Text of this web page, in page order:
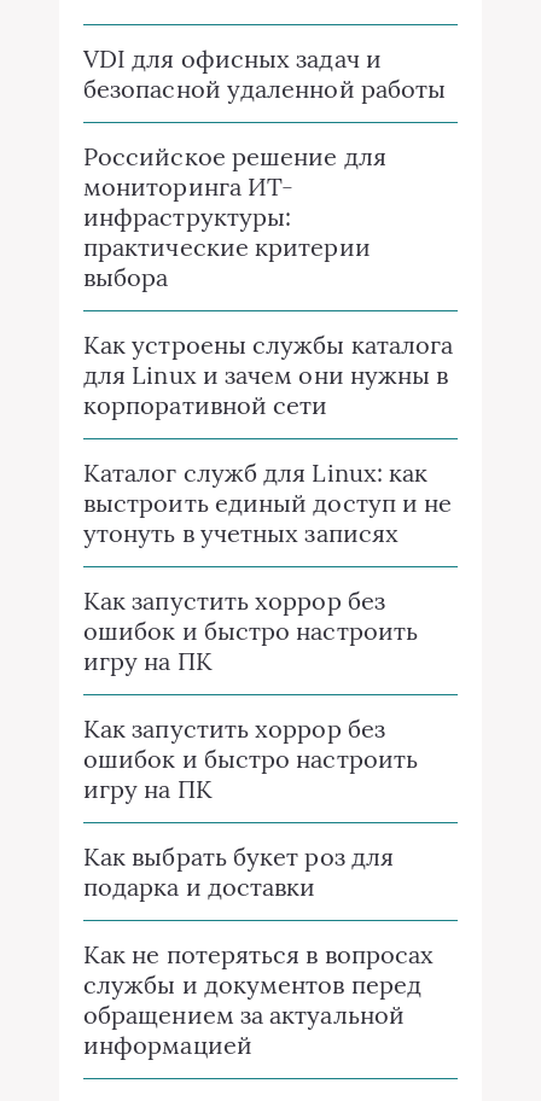
VDI для офисных задач и
безопасной удаленной работы
Российское решение для
мониторинга ИТ-
инфраструктуры:
практические критерии
выбора
Как устроены службы каталога
для Linux и зачем они нужны в
корпоративной сети
Каталог служб для Linux: как
выстроить единый доступ и не
утонуть в учетных записях
Как запустить хоррор без
ошибок и быстро настроить
игру на ПК
Как запустить хоррор без
ошибок и быстро настроить
игру на ПК
Как выбрать букет роз для
подарка и доставки
Как не потеряться в вопросах
службы и документов перед
обращением за актуальной
информацией